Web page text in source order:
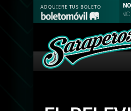
WILMER FONT, CAMPEÓN DE PONCHES